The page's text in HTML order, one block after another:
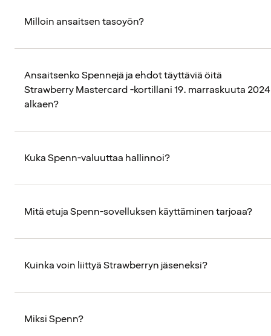
Milloin ansaitsen tasoyön?
Ansaitsenko Spennejä ja ehdot täyttäviä öitä
Strawberry Mastercard -kortillani 19. marraskuuta 2024
alkaen?
Kuka Spenn-valuuttaa hallinnoi?
Mitä etuja Spenn-sovelluksen käyttäminen tarjoaa?
Kuinka voin liittyä Strawberryn jäseneksi?
Miksi Spenn?